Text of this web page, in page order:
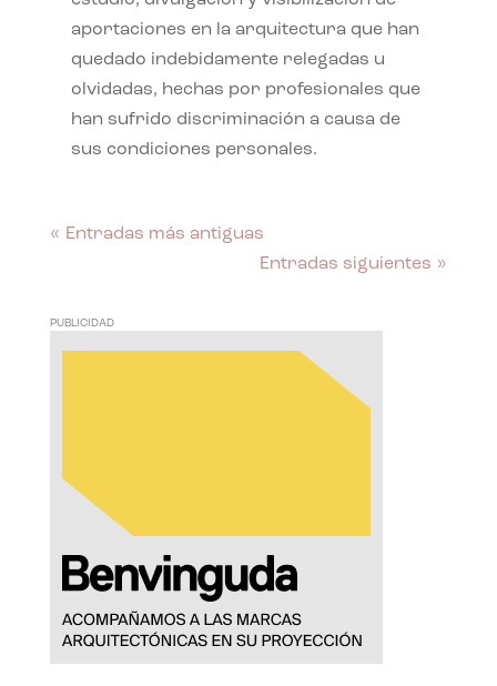
aportaciones en la arquitectura que han
quedado indebidamente relegadas u
olvidadas, hechas por profesionales que
han sufrido discriminación a causa de
sus condiciones personales.
« Entradas más antiguas
Entradas siguientes »
PUBLICIDAD